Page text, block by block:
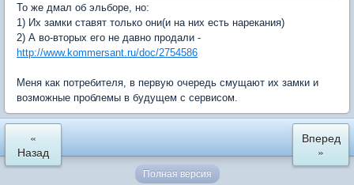
То же дмал об эльборе, но:
1) Их замки ставят только они(и на них есть нарекания)
2) А во-вторых его не давно продали -
http://www.kommersant.ru/doc/2754586
Меня как потребителя, в первую очередь смущают их замки и
возможные проблемы в будущем с сервисом.
«
Назад
Вперед
»
Полная версия